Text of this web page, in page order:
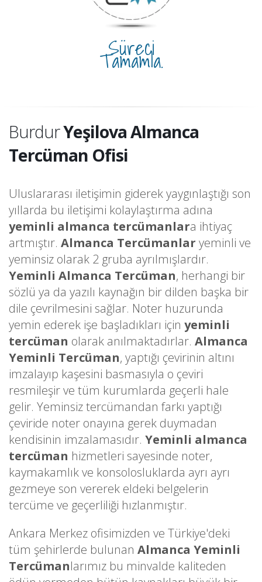
Süreci
Tamamla.
BurdurYeşilova Almanca
Tercüman Ofisi
Uluslararası iletişimin giderek yaygınlaştığı son
yıllarda bu iletişimi kolaylaştırma adına
yeminli almanca tercümanlara ihtiyaç
artmıştır. Almanca Tercümanlar yeminli ve
yeminsiz olarak 2 gruba ayrılmışlardır.
Yeminli Almanca Tercüman, herhangi bir
sözlü ya da yazılı kaynağın bir dilden başka bir
dile çevrilmesini sağlar. Noter huzurunda
yemin ederek işe başladıkları için yeminli
tercüman olarak anılmaktadırlar. Almanca
Yeminli Tercüman, yaptığı çevirinin altını
imzalayıp kaşesini basmasıyla o çeviri
resmileşir ve tüm kurumlarda geçerli hale
gelir. Yeminsiz tercümandan farkı yaptığı
çeviride noter onayına gerek duymadan
kendisinin imzalamasıdır. Yeminli almanca
tercüman hizmetleri sayesinde noter,
kaymakamlık ve konsolosluklarda ayrı ayrı
gezmeye son vererek eldeki belgelerin
tercüme ve geçerliliği hızlanmıştır.
Ankara Merkez ofisimizden ve Türkiye'deki
tüm şehirlerde bulunan Almanca Yeminli
Tercümanlarımız bu minvalde kaliteden